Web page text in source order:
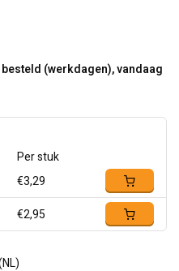
(werkdagen), vandaag
Per stuk
€3,29
€2,95